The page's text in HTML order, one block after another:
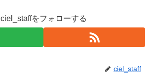
ciel_staffをフォローする
ciel_staff